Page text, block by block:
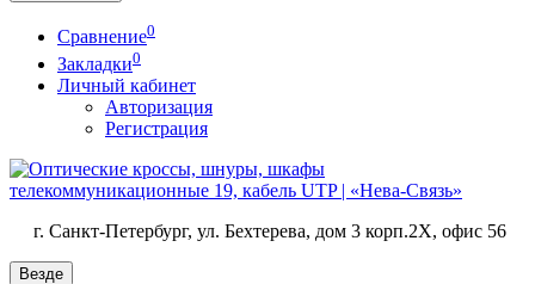
Сравнение0
Закладки0
Личный кабинет
Авторизация
Регистрация
г. Санкт-Петербург, ул. Бехтерева, дом 3 корп.2X, офис 56
Везде